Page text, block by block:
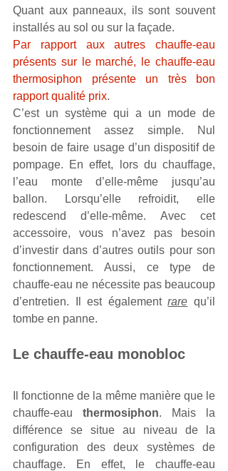
Quant aux panneaux, ils sont souvent
installés au sol ou sur la façade.
Par rapport aux autres chauffe-eau
présents sur le marché, le chauffe-eau
thermosiphon présente un très bon
rapport qualité prix.
C’est un système qui a un mode de
fonctionnement assez simple. Nul
besoin de faire usage d’un dispositif de
pompage. En effet, lors du chauffage,
l’eau monte d’elle-même jusqu’au
ballon. Lorsqu’elle refroidit, elle
redescend d’elle-même. Avec cet
accessoire, vous n’avez pas besoin
d’investir dans d’autres outils pour son
fonctionnement. Aussi, ce type de
chauffe-eau ne nécessite pas beaucoup
d’entretien. Il est également rare qu’il
tombe en panne.
Le chauffe-eau monobloc
Il fonctionne de la même manière que le
chauffe-eau thermosiphon. Mais la
différence se situe au niveau de la
configuration des deux systèmes de
chauffage. En effet, le chauffe-eau